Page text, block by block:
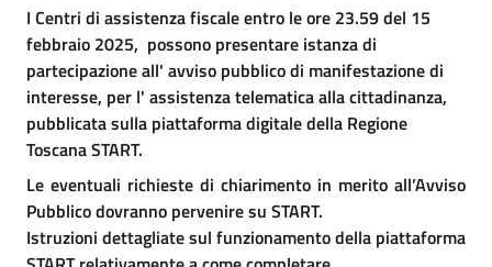
I Centri di assistenza fiscale entro le ore 23.59 del 15
febbraio 2025, possono presentare istanza di
partecipazione all' avviso pubblico di manifestazione di
interesse, per l' assistenza telematica alla cittadinanza,
pubblicata sulla piattaforma digitale della Regione
Toscana START.
Le eventuali richieste di chiarimento in merito all’Avviso
Pubblico dovranno pervenire su START.
Istruzioni dettagliate sul funzionamento della piattaforma